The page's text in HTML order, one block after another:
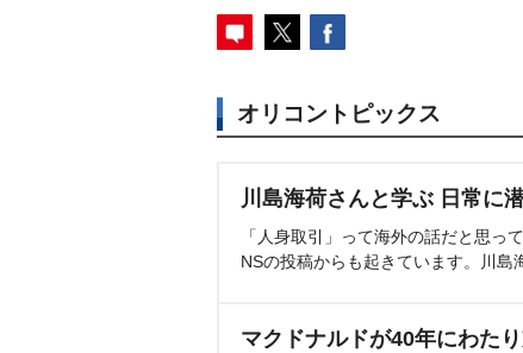
オリコントピックス
川島海荷さんと学ぶ 日常に
「人身取引」って海外の話だと思っ
NSの投稿からも起きています。川島
マクドナルドが40年にわた